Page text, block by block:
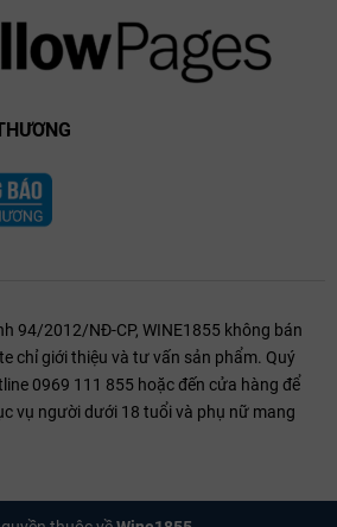
94/2012/NĐ-CP, WINE1855 không bán
chỉ giới thiệu và tư vấn sản phẩm. Quý
0969 111 855 hoặc đến cửa hàng để
vụ người dưới 18 tuổi và phụ nữ mang